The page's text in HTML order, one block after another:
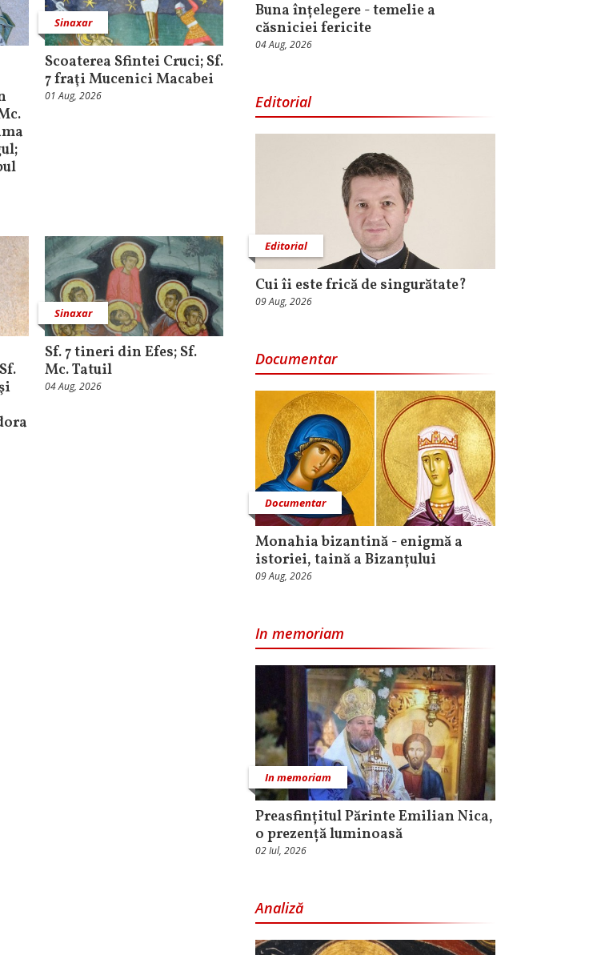
Sinaxar
Scoaterea Sfintei Cruci; Sf.
7 fraţi Mucenici Macabei
01 Aug, 2026
Sinaxar
Sf. 7 tineri din Efes; Sf.
Mc. Tatuil
04 Aug, 2026
Buna înțelegere - temelie a
căsniciei fericite
04 Aug, 2026
Editorial
Editorial
Cui îi este frică de singurătate?
09 Aug, 2026
Documentar
Documentar
Monahia bizantină - enigmă a
istoriei, taină a Bizanțului
09 Aug, 2026
In memoriam
In memoriam
Preasfințitul Părinte Emilian Nica,
o prezență luminoasă
02 Iul, 2026
Analiză